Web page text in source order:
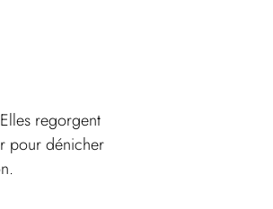
regorgent
pour dénicher